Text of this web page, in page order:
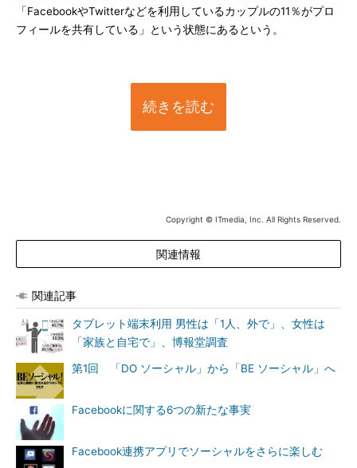
「FacebookやTwitterなどを利用しているカップルの11％がプロ
フィールを共有している」という状態にあるという。
続きを読む
Copyright © ITmedia, Inc. All Rights Reserved.
関連情報
関連記事
タブレット端末利用 男性は「1人、外で」、女性は
「家族と自宅で」、博報堂調査
第1回 「DO ソーシャル」から「BE ソーシャル」へ
Facebookに関する6つの新たな事実
Facebook連携アプリでソーシャルをさらに楽しむ